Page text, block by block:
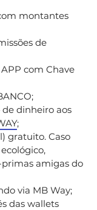
montantes
de
com Chave
dinheiro aos
;
gratuito. Caso
amigas do
via MB Way;
das wallets